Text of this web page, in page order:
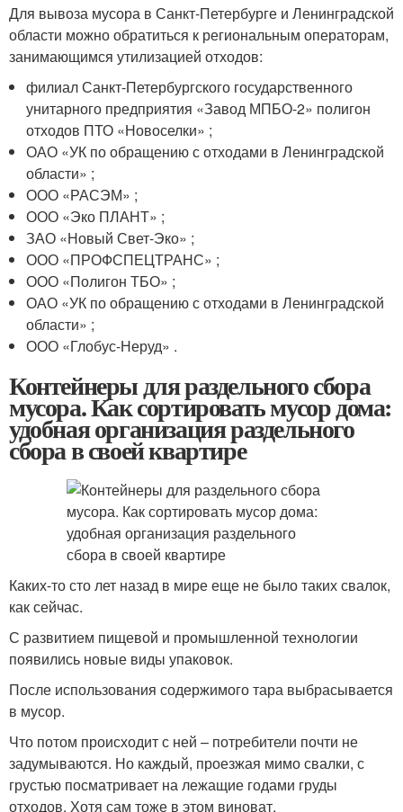
Для вывоза мусора в Санкт-Петербурге и Ленинградской
области можно обратиться к региональным операторам,
занимающимся утилизацией отходов:
филиал Санкт-Петербургского государственного
унитарного предприятия «Завод МПБО-2» полигон
отходов ПТО «Новоселки» ;
ОАО «УК по обращению с отходами в Ленинградской
области» ;
ООО «РАСЭМ» ;
ООО «Эко ПЛАНТ» ;
ЗАО «Новый Свет-Эко» ;
ООО «ПРОФСПЕЦТРАНС» ;
ООО «Полигон ТБО» ;
ОАО «УК по обращению с отходами в Ленинградской
области» ;
ООО «Глобус-Неруд» .
Контейнеры для раздельного сбора
мусора. Как сортировать мусор дома:
удобная организация раздельного
сбора в своей квартире
Каких-то сто лет назад в мире еще не было таких свалок,
как сейчас.
С развитием пищевой и промышленной технологии
появились новые виды упаковок.
После использования содержимого тара выбрасывается
в мусор.
Что потом происходит с ней – потребители почти не
задумываются. Но каждый, проезжая мимо свалки, с
грустью посматривает на лежащие годами груды
отходов. Хотя сам тоже в этом виноват.